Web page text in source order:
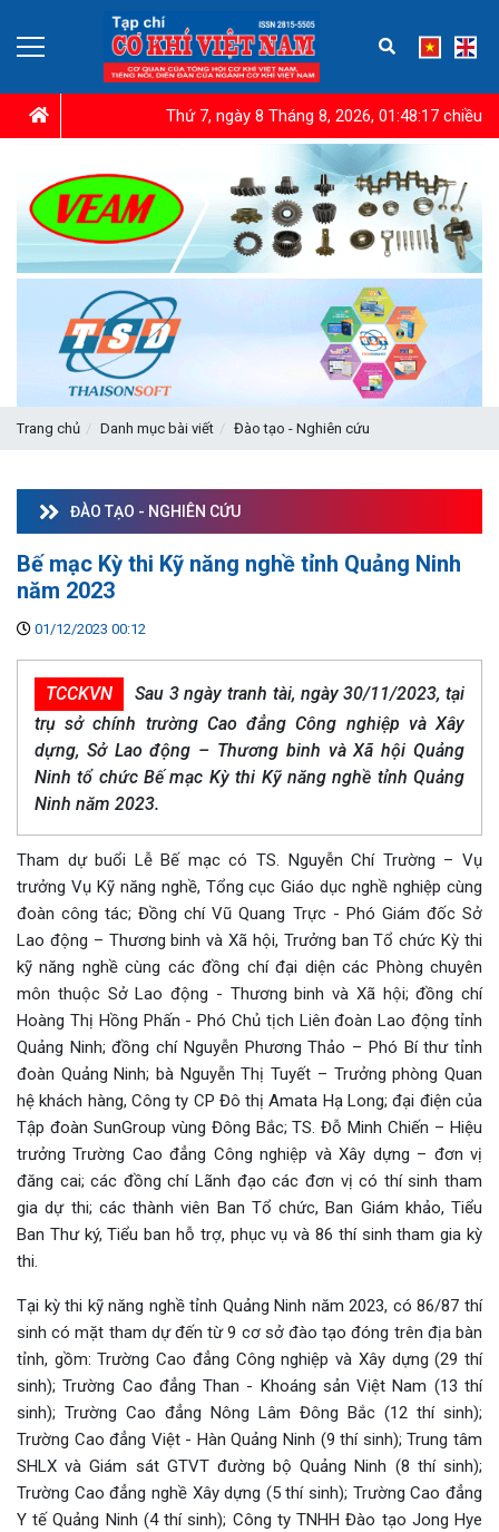
Thứ 7, ngày 8 Tháng 8, 2026, 01:48:19 chiều
Trang chủ Danh mục bài viết Đào tạo - Nghiên cứu
ĐÀO TẠO - NGHIÊN CỨU
Bế mạc Kỳ thi Kỹ năng nghề tỉnh Quảng Ninh
năm 2023
01/12/2023 00:12
TCCKVN
Sau 3 ngày tranh tài, ngày 30/11/2023, tại
trụ sở chính trường Cao đẳng Công nghiệp và Xây
dựng, Sở Lao động – Thương binh và Xã hội Quảng
Ninh tổ chức Bế mạc Kỳ thi Kỹ năng nghề tỉnh Quảng
Ninh năm 2023.
Tham dự buổi Lễ Bế mạc có TS. Nguyễn Chí Trường – Vụ
trưởng Vụ Kỹ năng nghề, Tổng cục Giáo dục nghề nghiệp cùng
đoàn công tác; Đồng chí Vũ Quang Trực - Phó Giám đốc Sở
Lao động – Thương binh và Xã hội, Trưởng ban Tổ chức Kỳ thi
kỹ năng nghề cùng các đồng chí đại diện các Phòng chuyên
môn thuộc Sở Lao động - Thương binh và Xã hội; đồng chí
Hoàng Thị Hồng Phấn - Phó Chủ tịch Liên đoàn Lao động tỉnh
Quảng Ninh; đồng chí Nguyễn Phương Thảo – Phó Bí thư tỉnh
đoàn Quảng Ninh; bà Nguyễn Thị Tuyết – Trưởng phòng Quan
hệ khách hàng, Công ty CP Đô thị Amata Hạ Long; đại điện của
Tập đoàn SunGroup vùng Đông Bắc; TS. Đỗ Minh Chiến – Hiệu
trưởng Trường Cao đẳng Công nghiệp và Xây dựng – đơn vị
đăng cai; các đồng chí Lãnh đạo các đơn vị có thí sinh tham
gia dự thi; các thành viên Ban Tổ chức, Ban Giám khảo, Tiểu
Ban Thư ký, Tiểu ban hỗ trợ, phục vụ và 86 thí sinh tham gia kỳ
thi.
Tại kỳ thi kỹ năng nghề tỉnh Quảng Ninh năm 2023, có 86/87 thí
sinh có mặt tham dự đến từ 9 cơ sở đào tạo đóng trên địa bàn
tỉnh, gồm: Trường Cao đẳng Công nghiệp và Xây dựng (29 thí
sinh); Trường Cao đẳng Than - Khoáng sản Việt Nam (13 thí
sinh); Trường Cao đẳng Nông Lâm Đông Bắc (12 thí sinh);
Trường Cao đẳng Việt - Hàn Quảng Ninh (9 thí sinh); Trung tâm
SHLX và Giám sát GTVT đường bộ Quảng Ninh (8 thí sinh);
Trường Cao đẳng nghề Xây dựng (5 thí sinh); Trường Cao đẳng
Y tế Quảng Ninh (4 thí sinh); Công ty TNHH Đào tạo Jong Hye